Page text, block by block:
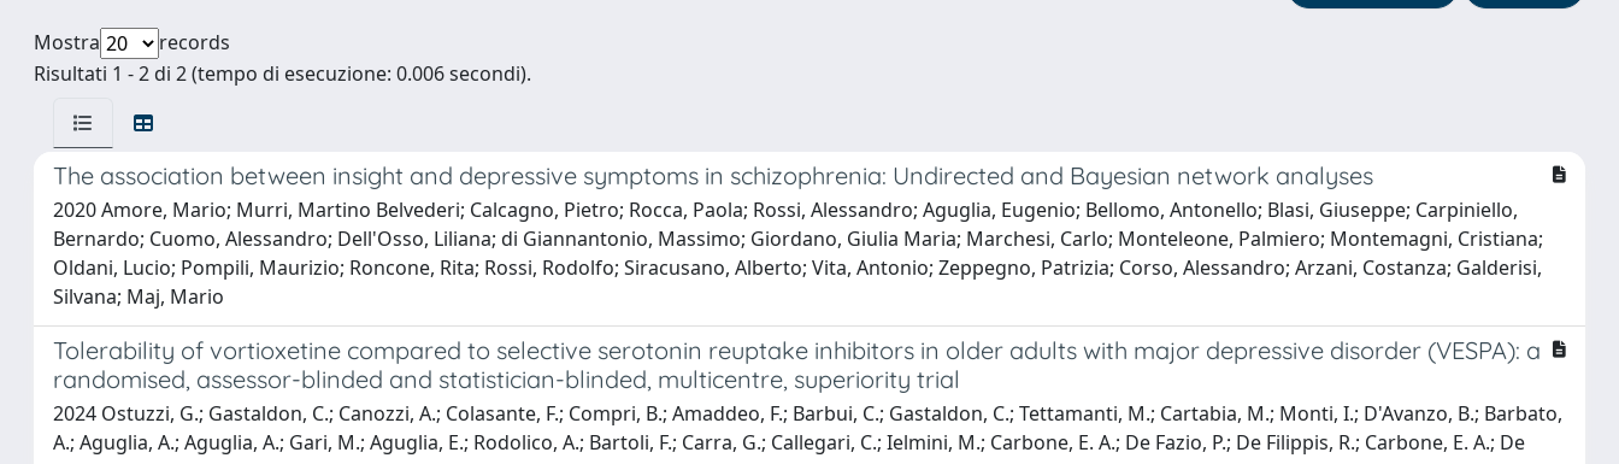
Mostra
records
Risultati 1 - 2 di 2 (tempo di esecuzione: 0.006 secondi).
The association between insight and depressive symptoms in schizophrenia: Undirected and Bayesian network analyses
2020 Amore, Mario; Murri, Martino Belvederi; Calcagno, Pietro; Rocca, Paola; Rossi, Alessandro; Aguglia, Eugenio; Bellomo, Antonello; Blasi, Giuseppe; Carpiniello,
Bernardo; Cuomo, Alessandro; Dell'Osso, Liliana; di Giannantonio, Massimo; Giordano, Giulia Maria; Marchesi, Carlo; Monteleone, Palmiero; Montemagni, Cristiana;
Oldani, Lucio; Pompili, Maurizio; Roncone, Rita; Rossi, Rodolfo; Siracusano, Alberto; Vita, Antonio; Zeppegno, Patrizia; Corso, Alessandro; Arzani, Costanza; Galderisi,
Silvana; Maj, Mario
Tolerability of vortioxetine compared to selective serotonin reuptake inhibitors in older adults with major depressive disorder (VESPA): a
randomised, assessor-blinded and statistician-blinded, multicentre, superiority trial
2024 Ostuzzi, G.; Gastaldon, C.; Canozzi, A.; Colasante, F.; Compri, B.; Amaddeo, F.; Barbui, C.; Gastaldon, C.; Tettamanti, M.; Cartabia, M.; Monti, I.; D'Avanzo, B.; Barbato,
A.; Aguglia, A.; Aguglia, A.; Gari, M.; Aguglia, E.; Rodolico, A.; Bartoli, F.; Carra, G.; Callegari, C.; Ielmini, M.; Carbone, E. A.; De Fazio, P.; De Filippis, R.; Carbone, E. A.; De